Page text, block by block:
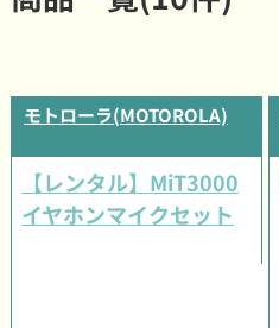
モトローラ(MOTOROLA)
【レンタル】MiT3000
イヤホンマイクセット